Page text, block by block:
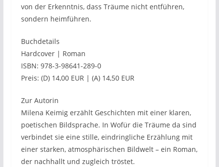
von der Erkenntnis, dass Träume nicht entführen,
sondern heimführen.
Buchdetails
Hardcover | Roman
ISBN: 978-3-98641-289-0
Preis: (D) 14,00 EUR | (A) 14,50 EUR
Zur Autorin
Milena Keimig erzählt Geschichten mit einer klaren,
poetischen Bildsprache. In Wofür die Träume da sind
verbindet sie eine stille, eindringliche Erzählung mit
einer starken, atmosphärischen Bildwelt – ein Roman,
der nachhallt und zugleich tröstet.